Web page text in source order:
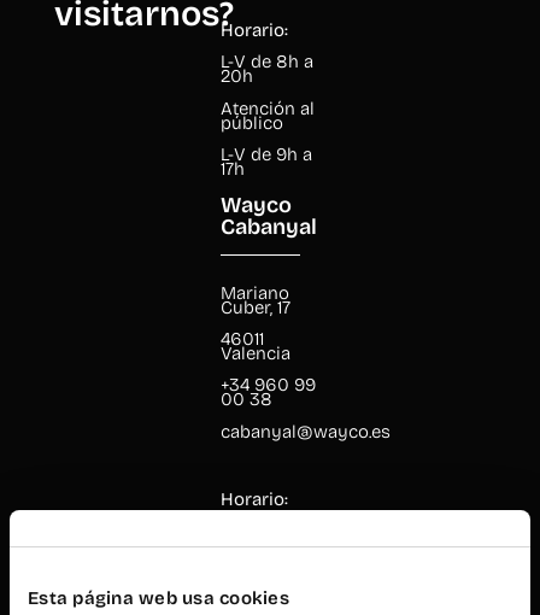
Esta página web usa cookies
visitarnos?Horario:
L-V de 8h a
20h
Atención al
público
L-V de 9h a
17h
Wayco
Cabanyal
Mariano
Cuber, 17
46011
Valencia
+34 960 99
00 38
cabanyal@wayco.es
Horario:
20h
público